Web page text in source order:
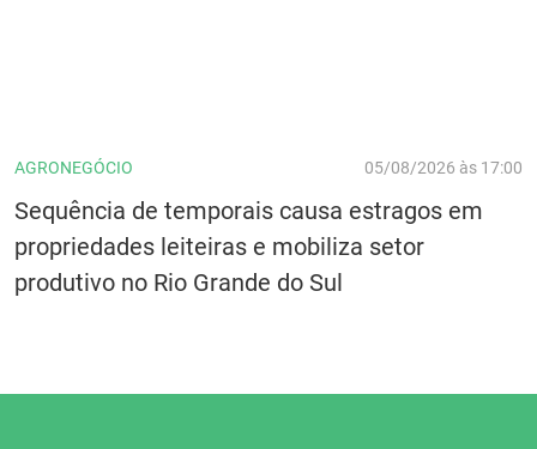
AGRONEGÓCIO 05/08/2026 às 17:00
Sequência de temporais causa estragos em
propriedades leiteiras e mobiliza setor
produtivo no Rio Grande do Sul